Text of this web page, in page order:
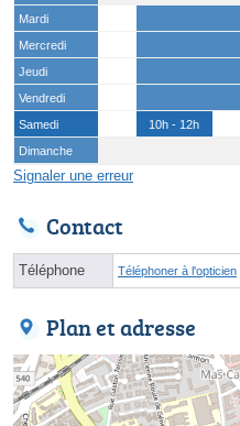
Mardi
Mercredi
Jeudi
Vendredi
Samedi
10h - 12h
Dimanche
Signaler une erreur
Contact
Téléphone Téléphoner à l'opticien
Plan et adresse